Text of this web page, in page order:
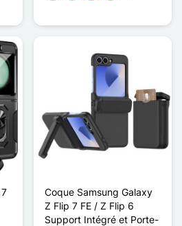
Coque Samsung Galaxy
Z Flip 7 FE / Z Flip 6
Support Intégré et Porte-